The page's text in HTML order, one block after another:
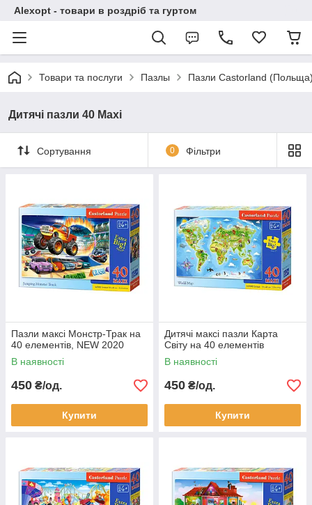
Alexopt - товари в роздріб та гуртом
Товари та послуги Пазлы Пазли Castorland
Дитячі пазли 40 Maxi
Сортування 0 Фільтри
Пазли максі Монстр-Трак на
40 елементів, NEW 2020
В наявності
450 ₴/од.
Купити
Дитячі максі пазли Карта
Світу на 40 елементів
В наявності
450 ₴/од.
Купити